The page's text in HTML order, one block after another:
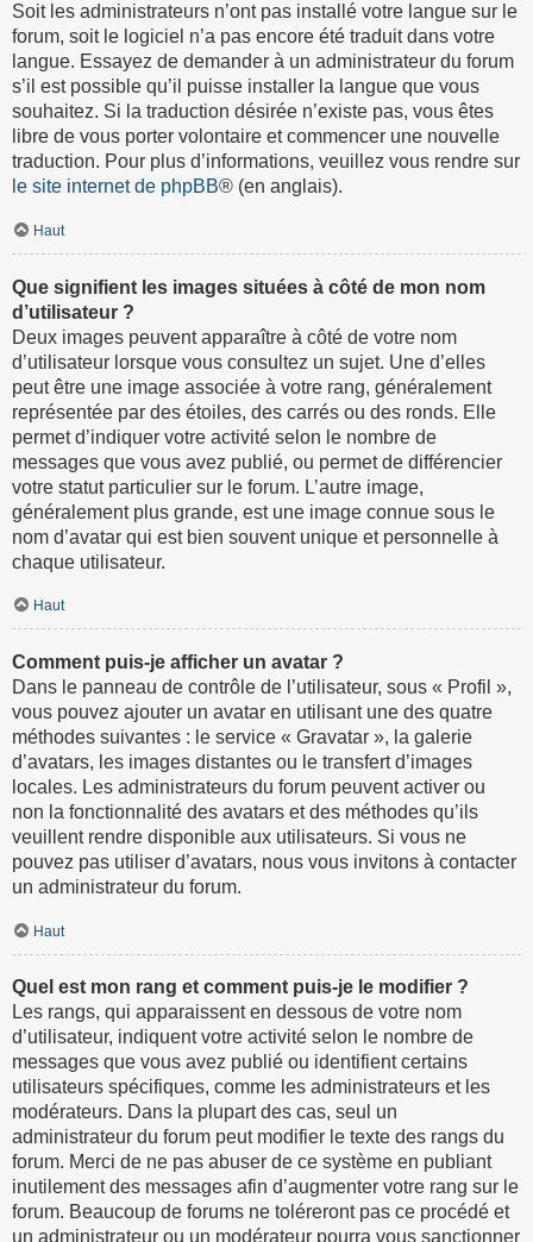
Soit les administrateurs n’ont pas installé votre langue sur le
forum, soit le logiciel n’a pas encore été traduit dans votre
langue. Essayez de demander à un administrateur du forum
s’il est possible qu’il puisse installer la langue que vous
souhaitez. Si la traduction désirée n’existe pas, vous êtes
libre de vous porter volontaire et commencer une nouvelle
traduction. Pour plus d’informations, veuillez vous rendre sur
le site internet de phpBB® (en anglais).
Haut
Que signifient les images situées à côté de mon nom
d’utilisateur ?
Deux images peuvent apparaître à côté de votre nom
d’utilisateur lorsque vous consultez un sujet. Une d’elles
peut être une image associée à votre rang, généralement
représentée par des étoiles, des carrés ou des ronds. Elle
permet d’indiquer votre activité selon le nombre de
messages que vous avez publié, ou permet de différencier
votre statut particulier sur le forum. L’autre image,
généralement plus grande, est une image connue sous le
nom d’avatar qui est bien souvent unique et personnelle à
chaque utilisateur.
Haut
Comment puis-je afficher un avatar ?
Dans le panneau de contrôle de l’utilisateur, sous « Profil »,
vous pouvez ajouter un avatar en utilisant une des quatre
méthodes suivantes : le service « Gravatar », la galerie
d’avatars, les images distantes ou le transfert d’images
locales. Les administrateurs du forum peuvent activer ou
non la fonctionnalité des avatars et des méthodes qu’ils
veuillent rendre disponible aux utilisateurs. Si vous ne
pouvez pas utiliser d’avatars, nous vous invitons à contacter
un administrateur du forum.
Haut
Quel est mon rang et comment puis-je le modifier ?
Les rangs, qui apparaissent en dessous de votre nom
d’utilisateur, indiquent votre activité selon le nombre de
messages que vous avez publié ou identifient certains
utilisateurs spécifiques, comme les administrateurs et les
modérateurs. Dans la plupart des cas, seul un
administrateur du forum peut modifier le texte des rangs du
forum. Merci de ne pas abuser de ce système en publiant
inutilement des messages afin d’augmenter votre rang sur le
forum. Beaucoup de forums ne toléreront pas ce procédé et
un administrateur ou un modérateur pourra vous sanctionner